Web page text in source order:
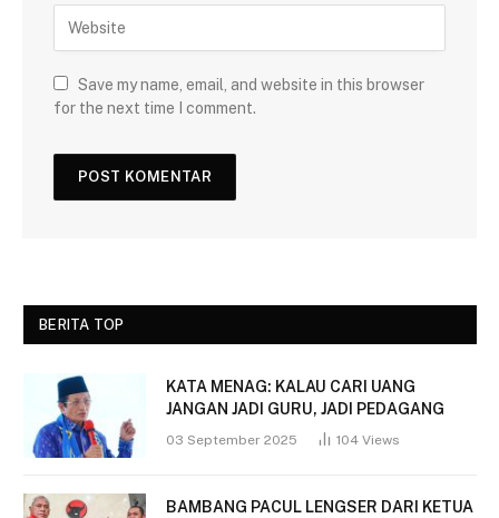
Save my name, email, and website in this browser
for the next time I comment.
BERITA TOP
KATA MENAG: KALAU CARI UANG
JANGAN JADI GURU, JADI PEDAGANG
03 September 2025 104 Views
BAMBANG PACUL LENGSER DARI KETUA